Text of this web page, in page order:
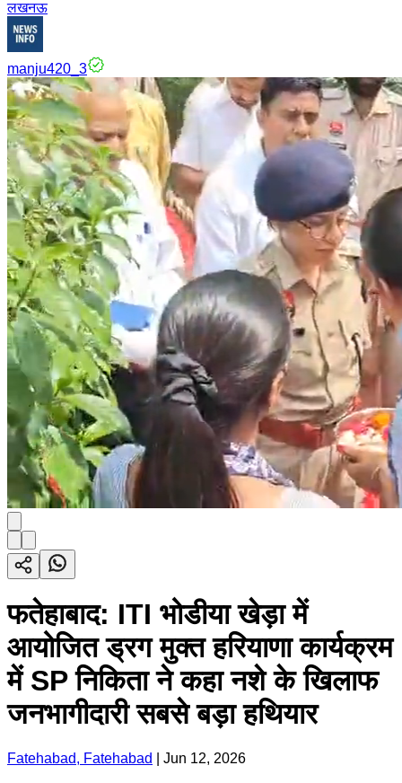
लखनऊ
manju420_3
फतेहाबाद: ITI भोडीया खेड़ा में
आयोजित ड्रग मुक्त हरियाणा कार्यक्रम
में SP निकिता ने कहा नशे के खिलाफ
जनभागीदारी सबसे बड़ा हथियार
Fatehabad, Fatehabad Jun 12, 2026